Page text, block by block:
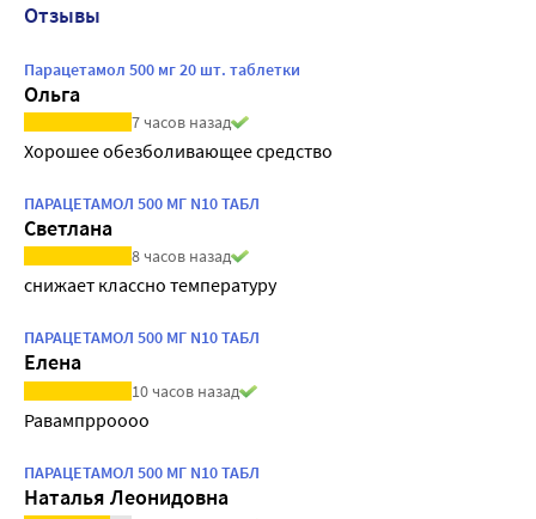
Отзывы
Парацетамол 500 мг 20 шт. таблетки
Ольга
7 часов назад
Хорошее обезболивающее средство
ПАРАЦЕТАМОЛ 500 МГ N10 ТАБЛ
Светлана
8 часов назад
снижает классно температуру
ПАРАЦЕТАМОЛ 500 МГ N10 ТАБЛ
Елена
10 часов назад
Равампрроооо
ПАРАЦЕТАМОЛ 500 МГ N10 ТАБЛ
Наталья Леонидовна